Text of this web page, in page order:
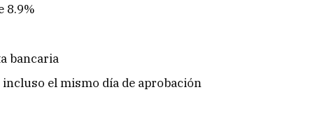
8.9%
bancaria
el mismo día de aprobación